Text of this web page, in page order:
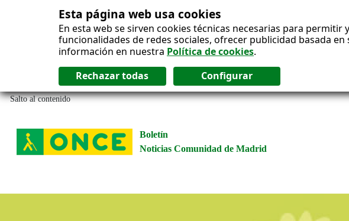
Esta página web usa cookies
En esta web se sirven cookies técnicas necesarias para
funcionalidades de redes sociales, ofrecer publicidad basada
información en nuestra Política de cookies.
Salto al contenido
Boletín
Noticias Comunidad de Madrid